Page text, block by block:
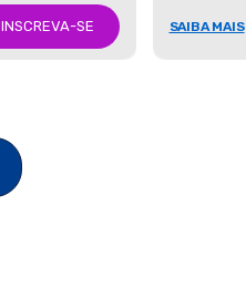
INSCREVA-SE SAIBA MAIS